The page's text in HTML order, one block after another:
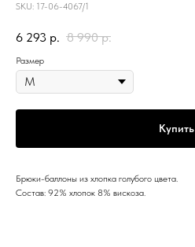
SKU: 17-06-4067/1
6 293 р. 8 990 р.
Размер
Купить
Брюки-баллоны из хлопка голубого цвета.
Состав: 92% хлопок 8% вискоза.